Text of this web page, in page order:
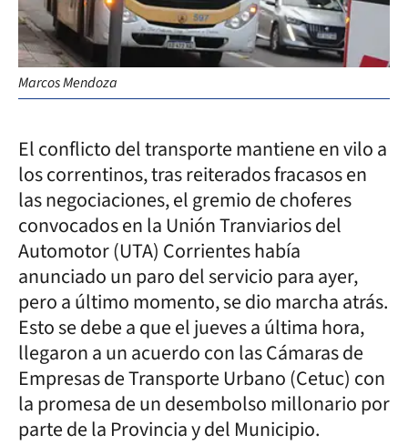
Marcos Mendoza
El conflicto del transporte mantiene en vilo a
los correntinos, tras reiterados fracasos en
las negociaciones, el gremio de choferes
convocados en la Unión Tranviarios del
Automotor (UTA) Corrientes había
anunciado un paro del servicio para ayer,
pero a último momento, se dio marcha atrás.
Esto se debe a que el jueves a última hora,
llegaron a un acuerdo con las Cámaras de
Empresas de Transporte Urbano (Cetuc) con
la promesa de un desembolso millonario por
parte de la Provincia y del Municipio.